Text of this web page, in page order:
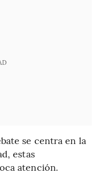
se centra en la
estas
atención.